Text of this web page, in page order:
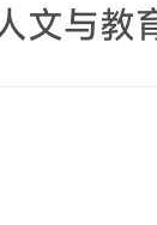
与教